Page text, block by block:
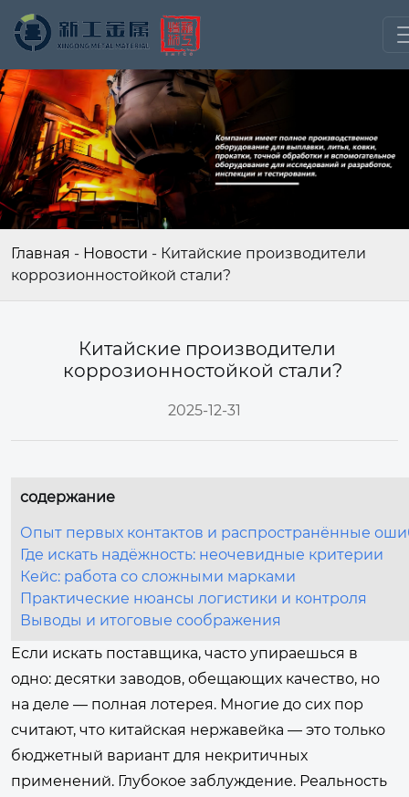
Главная - Новости - Китайские производители
коррозионностойкой стали?
Китайские производители
коррозионностойкой стали?
2025-12-31
содержание
Опыт первых контактов и распространённые
Где искать надёжность: неочевидные критерии
Кейс: работа со сложными марками
Практические нюансы логистики и контроля
Выводы и итоговые соображения
Если искать поставщика, часто упираешься в
одно: десятки заводов, обещающих качество, но
на деле — полная лотерея. Многие до сих пор
считают, что китайская нержавейка — это только
бюджетный вариант для некритичных
применений. Глубокое заблуждение. Реальность